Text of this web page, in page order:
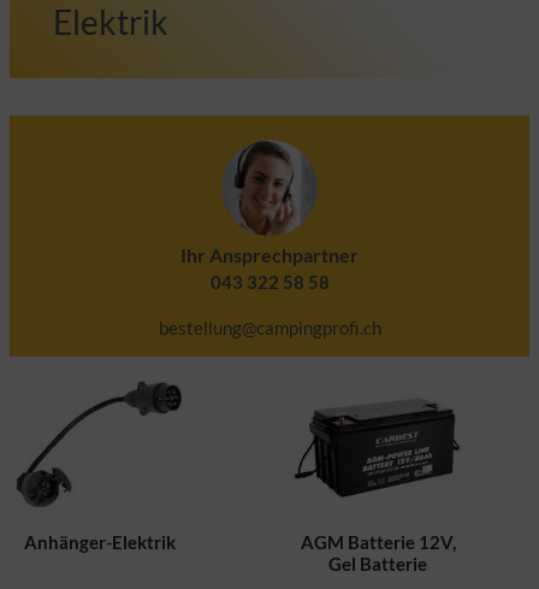
Elektrik
Ihr Ansprechpartner
043 322 58 58
bestellung@campingprofi.ch
Anhänger-Elektrik
AGM Batterie 12V,
Gel Batterie